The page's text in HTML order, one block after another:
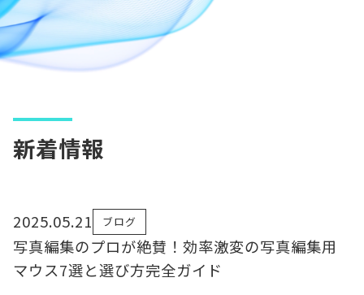
新着情報
2025.05.21 ブログ
写真編集のプロが絶賛！効率激変の写真編集用
マウス7選と選び方完全ガイド